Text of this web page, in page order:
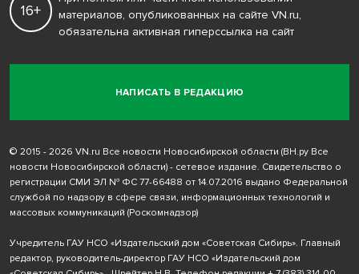
НАПИСАТЬ В РЕДАКЦИЮ
16+
материалов, опубликованных на сайте VN.ru,
обязательна активная гиперссылка на сайт
© 2015 - 2026 VN.ru Все новости Новосибирской области (ВН.ру Все
новости Новосибирской области) - сетевое издание. Свидетельство о
регистрации СМИ ЭЛ № ФС 77-66488 от 14.07.2016 выдано Федеральной
службой по надзору в сфере связи, информационных технологий и
массовых коммуникаций (Роскомнадзор)
Учредитель ГАУ НСО «Издательский дом «Советская Сибирь». Главный
редактор, руководитель-директор ГАУ НСО «Издательский дом